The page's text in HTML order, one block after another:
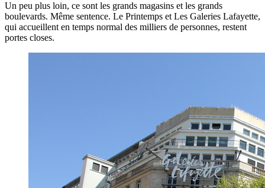
Un peu plus loin, ce sont les grands magasins et les grands
boulevards. Même sentence. Le Printemps et Les Galeries Lafayette,
qui accueillent en temps normal des milliers de personnes, restent
portes closes.